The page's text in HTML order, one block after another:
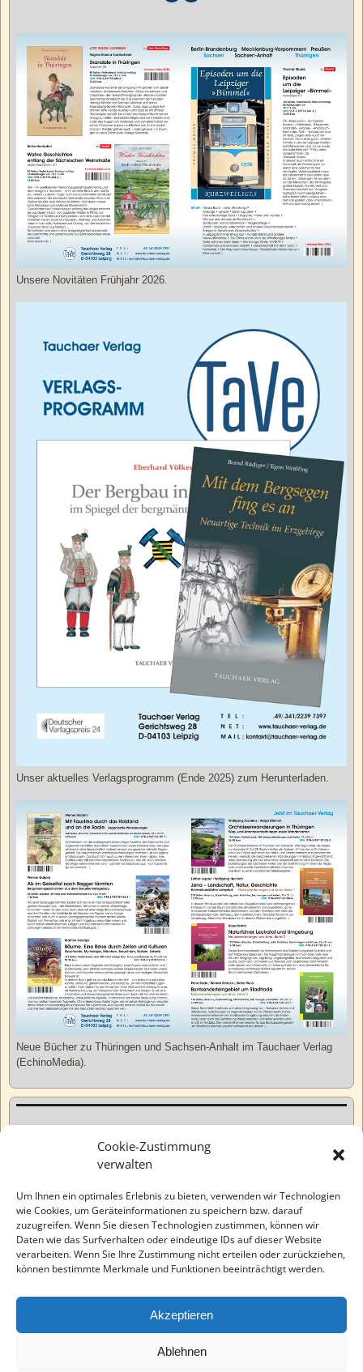
Cookie-Zustimmung
verwalten
Um Ihnen ein optimales Erlebnis zu bieten, verwenden wir Technologien
wie Cookies, um Geräteinformationen zu speichern bzw. darauf
zuzugreifen. Wenn Sie diesen Technologien zustimmen, können wir
Daten wie das Surfverhalten oder eindeutige IDs auf dieser Website
verarbeiten. Wenn Sie Ihre Zustimmung nicht erteilen oder zurückziehen,
können bestimmte Merkmale und Funktionen beeinträchtigt werden.
Akzeptieren
Ablehnen
Unsere Novitäten Frühjahr 2026.
Unser aktuelles Verlagsprogramm (Ende 2025) zum Herunterladen.
Neue Bücher zu Thüringen und Sachsen-Anhalt im Tauchaer Verlag
(EchinoMedia).
Varia